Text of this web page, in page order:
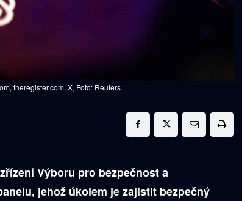
theregister.com, X, Foto: Reuters
Výboru pro bezpečnost a
jehož úkolem je zajistit bezpečný